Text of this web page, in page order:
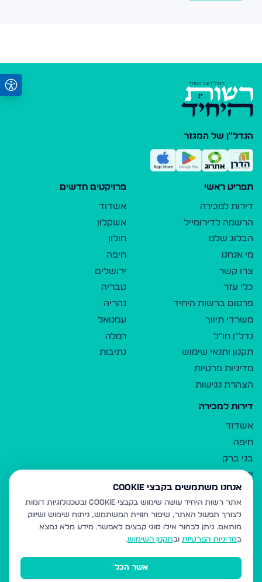
הנדל"ן של המגזר
תפריט ראשי
דירות למכירה
הרשמה לדירומייל
הבלוג שלנו
מי אנחנו
צרו קשר
כלי עזר
פרסום ברשות היחיד
משרדי תיווך
נדל"ן חו"ל
תקנון ותנאי שימוש
מדיניות פרטיות
הצהרת נגישות
פרויקטים חדשים
אשדוד
אשקלון
חולון
חיפה
ירושלים
טבריה
נהריה
עמנואל
רמלה
נתיבות
דירות למכירה
אשדוד
חיפה
בני ברק
ירושלים
אלעד
גבעת זאב
בית שמש
רכסים
מודיעין עילית
אנחנו משתמשים בקבצי Cookie
אתר רשות היחיד עושה שימוש בקבצי Cookie ובטכנולוגיות דומות
לצורך תפעול האתר, שיפור חוויית המשתמש, ניתוח שימוש ושיווק
מותאם. ניתן לבחור אילו סוגי קבצים לאפשר. מידע מלא נמצא
במדיניות הפרטיות ובתקנון השימוש.
אשר הכל